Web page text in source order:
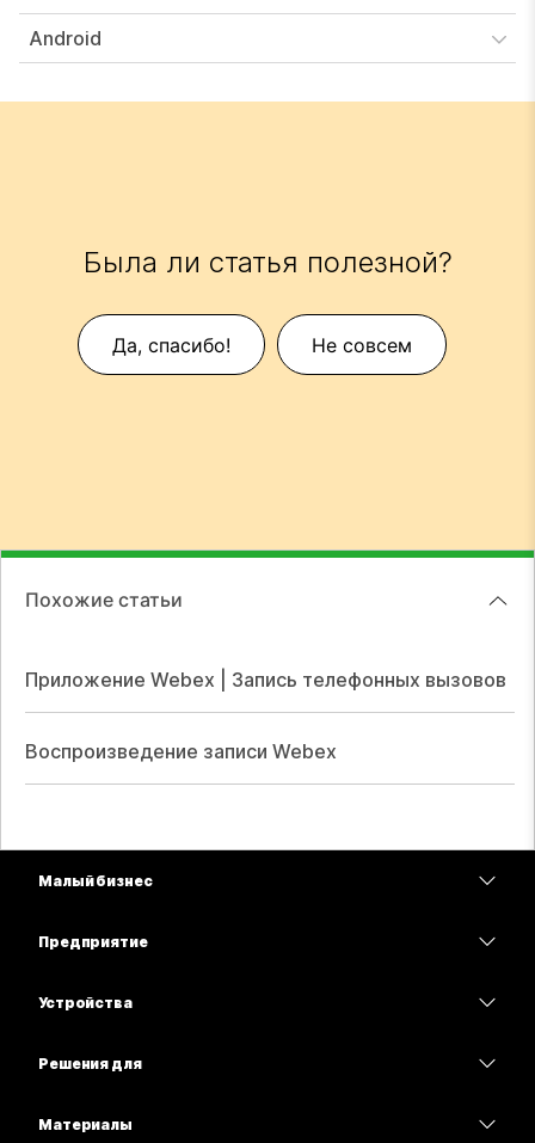
Android
Была ли статья полезной?
Да, спасибо! Не совсем
Похожие статьи
Приложение Webex | Запись телефонных вызовов
Воспроизведение записи Webex
Малый бизнес
Предприятие
Устройства
Решения для
Материалы